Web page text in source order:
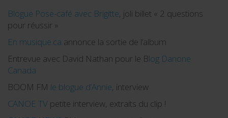
Blogue Pose-café avec Brigitte, joli billet « 2 questions
pour réussir »
En musique.ca annonce la sortie de l’album
Entrevue avec David Nathan pour le Blog Danone
Canada
BOOM FM le blogue d’Annie, interview
CANOE TV petite interview, extraits du clip !